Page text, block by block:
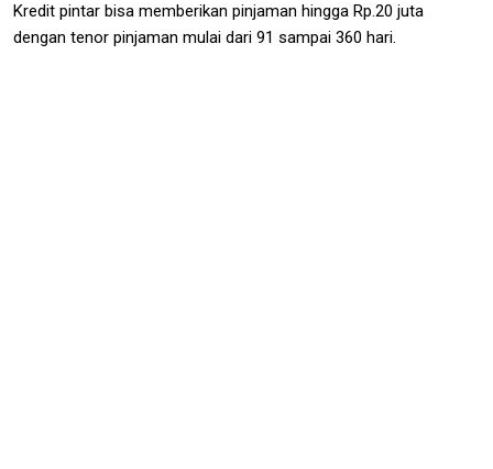
Kredit pintar bisa memberikan pinjaman hingga Rp.20 juta
dengan tenor pinjaman mulai dari 91 sampai 360 hari.